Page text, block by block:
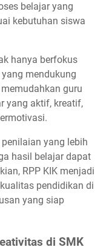
belajar yang
kebutuhan siswa
hanya berfokus
mendukung
guru
yang aktif, kreatif,
yang lebih
hasil belajar dapat
RPP KIK menjadi
pendidikan di
yang siap
di SMK